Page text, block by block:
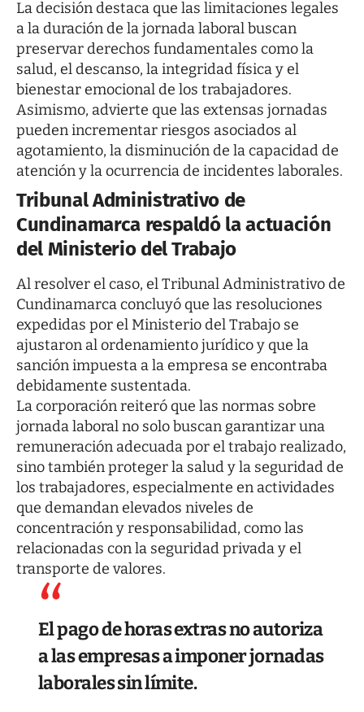
La decisión destaca que las limitaciones legales
a la duración de la jornada laboral buscan
preservar derechos fundamentales como la
salud, el descanso, la integridad física y el
bienestar emocional de los trabajadores.
Asimismo, advierte que las extensas jornadas
pueden incrementar riesgos asociados al
agotamiento, la disminución de la capacidad de
atención y la ocurrencia de incidentes laborales.
Tribunal Administrativo de
Cundinamarca respaldó la actuación
del Ministerio del Trabajo
Al resolver el caso, el Tribunal Administrativo de
Cundinamarca concluyó que las resoluciones
expedidas por el Ministerio del Trabajo se
ajustaron al ordenamiento jurídico y que la
sanción impuesta a la empresa se encontraba
debidamente sustentada.
La corporación reiteró que las normas sobre
jornada laboral no solo buscan garantizar una
remuneración adecuada por el trabajo realizado,
sino también proteger la salud y la seguridad de
los trabajadores, especialmente en actividades
que demandan elevados niveles de
concentración y responsabilidad, como las
relacionadas con la seguridad privada y el
transporte de valores.
El pago de horas extras no autoriza
a las empresas a imponer jornadas
laborales sin límite.